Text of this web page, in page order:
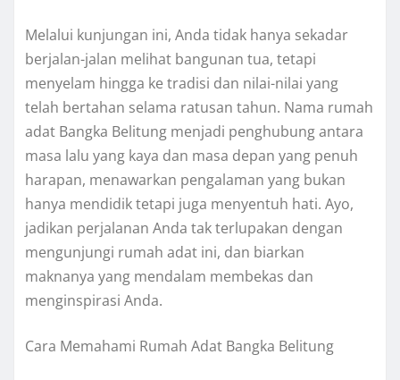
Melalui kunjungan ini, Anda tidak hanya sekadar
berjalan-jalan melihat bangunan tua, tetapi
menyelam hingga ke tradisi dan nilai-nilai yang
telah bertahan selama ratusan tahun. Nama rumah
adat Bangka Belitung menjadi penghubung antara
masa lalu yang kaya dan masa depan yang penuh
harapan, menawarkan pengalaman yang bukan
hanya mendidik tetapi juga menyentuh hati. Ayo,
jadikan perjalanan Anda tak terlupakan dengan
mengunjungi rumah adat ini, dan biarkan
maknanya yang mendalam membekas dan
menginspirasi Anda.
Cara Memahami Rumah Adat Bangka Belitung